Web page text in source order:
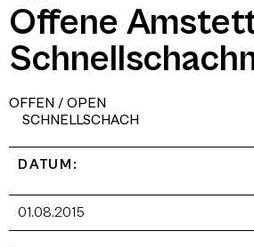
Offene
OFFEN / OPEN
SCHNELLSCHACH
DATUM:
01.08.2015